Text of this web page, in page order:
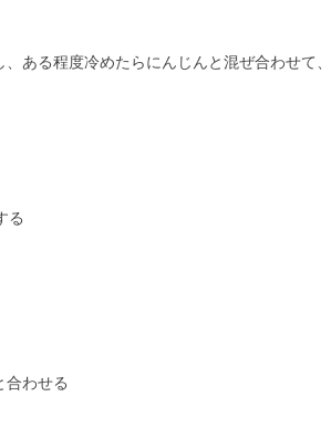
ある程度冷めたらにんじんと混ぜ合わせて
る
合わせる